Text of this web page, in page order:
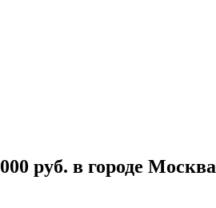
руб. в городе Москва